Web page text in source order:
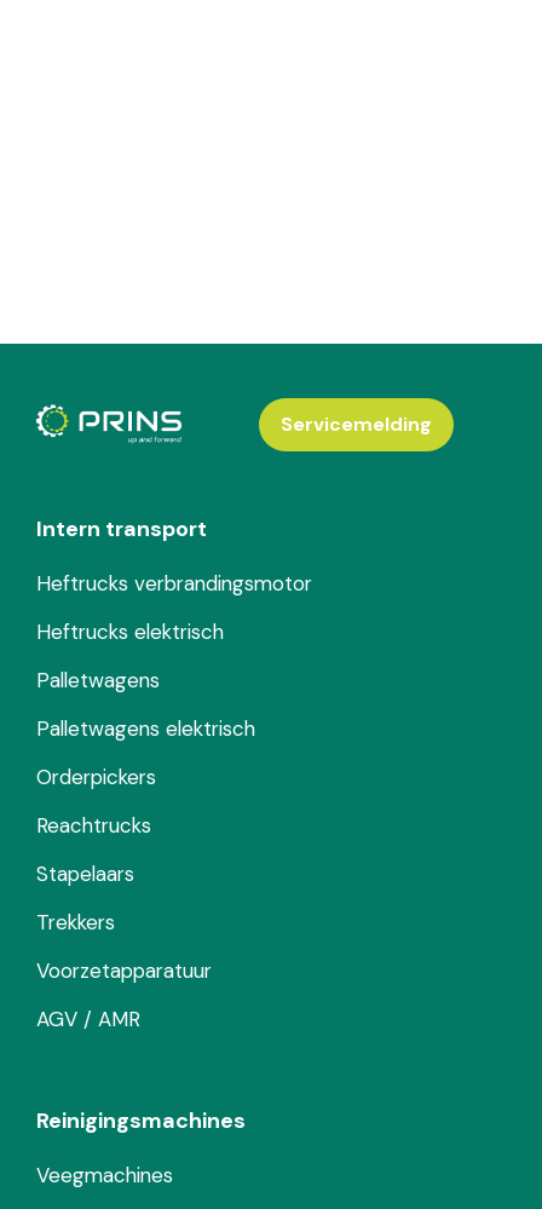
Intern transport
Heftrucks verbrandingsmotor
Heftrucks elektrisch
Palletwagens
Palletwagens elektrisch
Orderpickers
Reachtrucks
Stapelaars
Trekkers
Voorzetapparatuur
AGV / AMR
Reinigingsmachines
Veegmachines
Servicemelding